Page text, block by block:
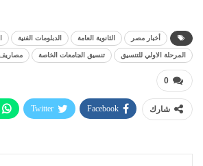
أخبار مصر الثانوية العامة الدبلومات الفنية
المرحلة الاولي للتنسيق تنسيق الجامعات الخاصة
0
شارك Facebook
Twitter